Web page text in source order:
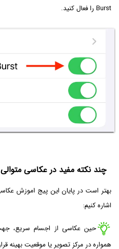
Burst را فعال کنید.
چند نکته مفید در عکاسی متوالی
بهتر است در پایان این پیج اموزش
اشاره کنیم:
حین عکاسی از اجسام سریع،
همواره در مرکز تصویر یا موقعیت بهینه